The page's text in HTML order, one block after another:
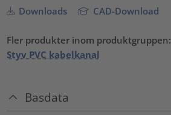
Downloads CAD-Download
Fler produkter inom produktgruppen:
Styv PVC kabelkanal
Basdata